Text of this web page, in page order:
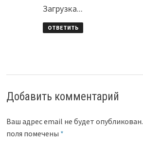
Загрузка...
ОТВЕТИТЬ
Добавить комментарий
Ваш адрес email не будет опубликован.
поля помечены *